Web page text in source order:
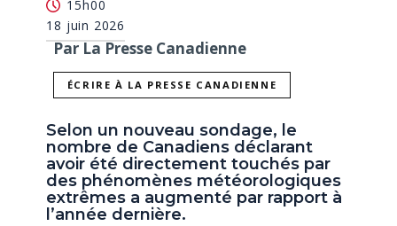
15h00
18 juin 2026
Par La Presse Canadienne
ÉCRIRE À LA PRESSE CANADIENNE
Selon un nouveau sondage, le
nombre de Canadiens déclarant
avoir été directement touchés par
des phénomènes météorologiques
extrêmes a augmenté par rapport à
l’année dernière.